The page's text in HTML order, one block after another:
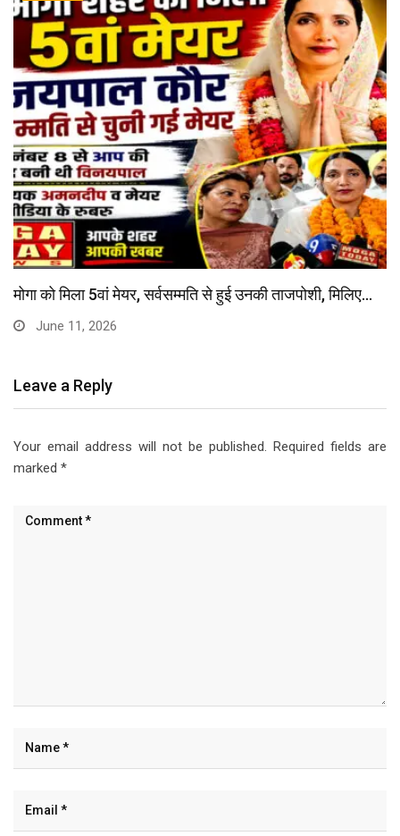
निजी स्कूलों की फीस पर नियंत्रण हेतु सख्त…
June 8, 2026
Leave a Reply
Your email address will not be published. Required fields are
marked *